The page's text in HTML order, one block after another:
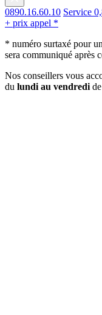
0890.16.60.10 Service
+ prix appel *
* numéro surtaxé pour
sera communiqué après
Nos conseillers vous
du lundi au vendredi de